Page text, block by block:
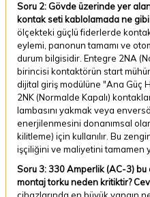
Soru 2: Gövde üzerinde yer
kontak seti kablolamada ne
ölçekteki güçlü fiderlerde
eylemi, panonun tamamı ve
durum bilgisidir. Entegre 2NA
birincisi kontaktörün start
dijital giriş modülüne "Ana Güç
2NK (Normalde Kapalı)
lambasını yakmak veya
enerjilenmesini donanımsal
kilitleme) için kullanılır. Bu
işçiliğini ve maliyetini tamamen
Soru 3: 330 Amperlik (AC-3) bu
montaj torku neden kritiktir?
cihazlarında en büyük yangın